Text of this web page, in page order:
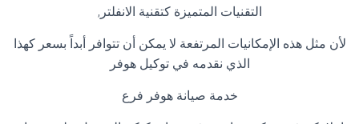
التقنيات المتميزة كتقنية الانفلتر,
لأن مثل هذه الإمكانيات المرتفعة لا يمكن أن تتوافر أبداً بسعر كهذا
الذي نقدمه في توكيل هوفر
خدمة صيانة هوفر فرع